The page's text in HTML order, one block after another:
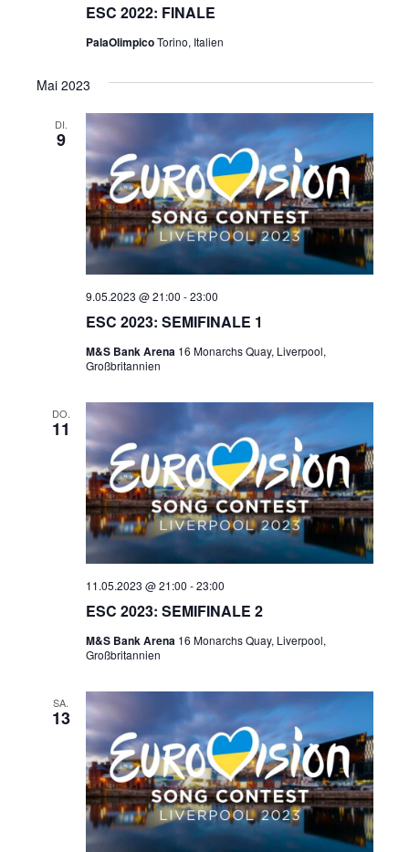
ESC 2022: FINALE
PalaOlimpicoTorino, Italien
Mai 2023
DI.
9
ESC 2023: SEMIFINALE 1
9.05.2023 @ 21:00 -23:00
M&S Bank Arena 16 Monarchs Quay, Liverpool,
Großbritannien
DO.
11
ESC 2023: SEMIFINALE 2
11.05.2023 @ 21:00 -23:00
M&S Bank Arena 16 Monarchs Quay, Liverpool,
Großbritannien
SA.
13